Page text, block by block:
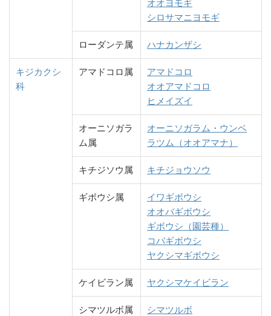
オオヨモギ
シロサマニヨモギ
ローダンテ属 ハナカンザシ
キジカクシ
科
アマドコロ属
アマドコロ
オオアマドコロ
ヒメイズイ
オーニソガラ
ム属
オーニソガラム・ウンベ
ラツム（オオアマナ）
キチジソウ属 キチジョウソウ
ギボウシ属
イワギボウシ
オオバギボウシ
ギボウシ（園芸種）
コバギボウシ
ヤクシマギボウシ
ケイビラン属 ヤクシマケイビラン
シマツルボ属
シマツルボ